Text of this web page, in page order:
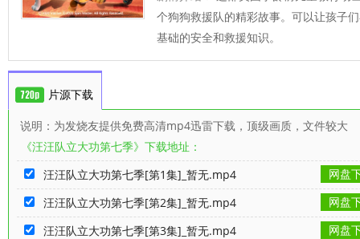
个狗狗救援队的精彩故事。可以让孩子
基础的安全和救援知识。
片源下载
说明：为发烧友提供免费高清mp4迅雷下载，顶级画质，文件较大
《汪汪队立大功第七季》下载地址：
汪汪队立大功第七季[第1集]_暂无.mp4
网盘
汪汪队立大功第七季[第2集]_暂无.mp4
网盘
汪汪队立大功第七季[第3集]_暂无.mp4
网盘